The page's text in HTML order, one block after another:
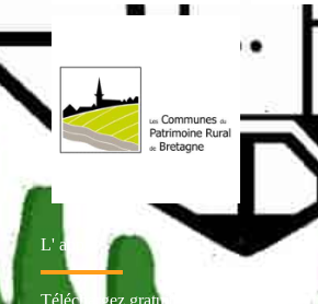
L' appli
Téléchargez gratuitement Intramuros